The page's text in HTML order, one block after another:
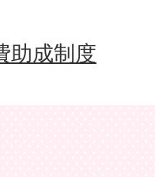
助成制度